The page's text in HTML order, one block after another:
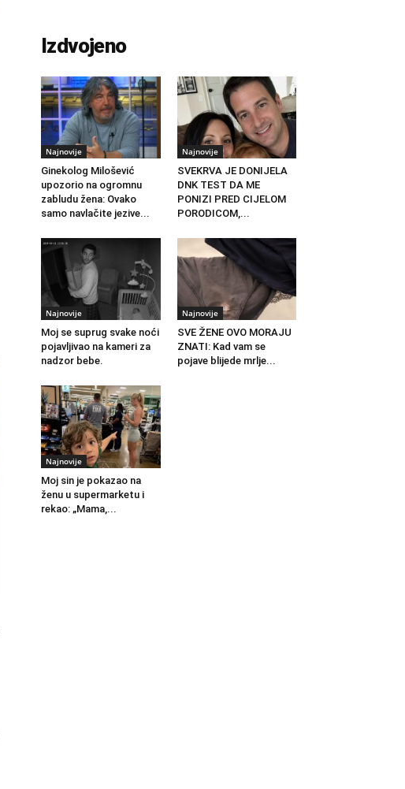
Izdvojeno
Najnovije
Ginekolog Milošević
upozorio na ogromnu
zabludu žena: Ovako
samo navlačite jezive...
Najnovije
SVEKRVA JE DONIJELA
DNK TEST DA ME
PONIZI PRED CIJELOM
PORODICOM,...
Najnovije
Moj se suprug svake noći
pojavljivao na kameri za
nadzor bebe.
Najnovije
SVE ŽENE OVO MORAJU
ZNATI: Kad vam se
pojave blijede mrlje...
Najnovije
Moj sin je pokazao na
ženu u supermarketu i
rekao: „Mama,...